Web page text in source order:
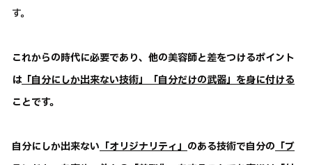
す。
これからの時代に必要であり、他の美容師と差をつけるポイント
は「自分にしか出来ない技術」「自分だけの武器」を身に付ける
ことです。
自分にしか出来ない 「オリジナリティ」 のある技術で自分の 「ブ